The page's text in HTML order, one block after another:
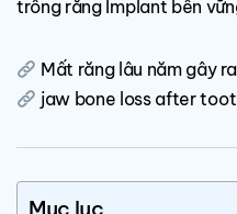
trồng răng Implant bền
Mất răng lâu năm gây
jaw bone loss after